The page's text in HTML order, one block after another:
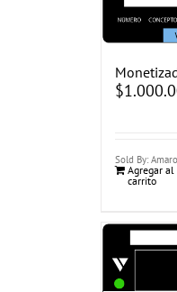
$
Sold By:
Agregar al
carrito